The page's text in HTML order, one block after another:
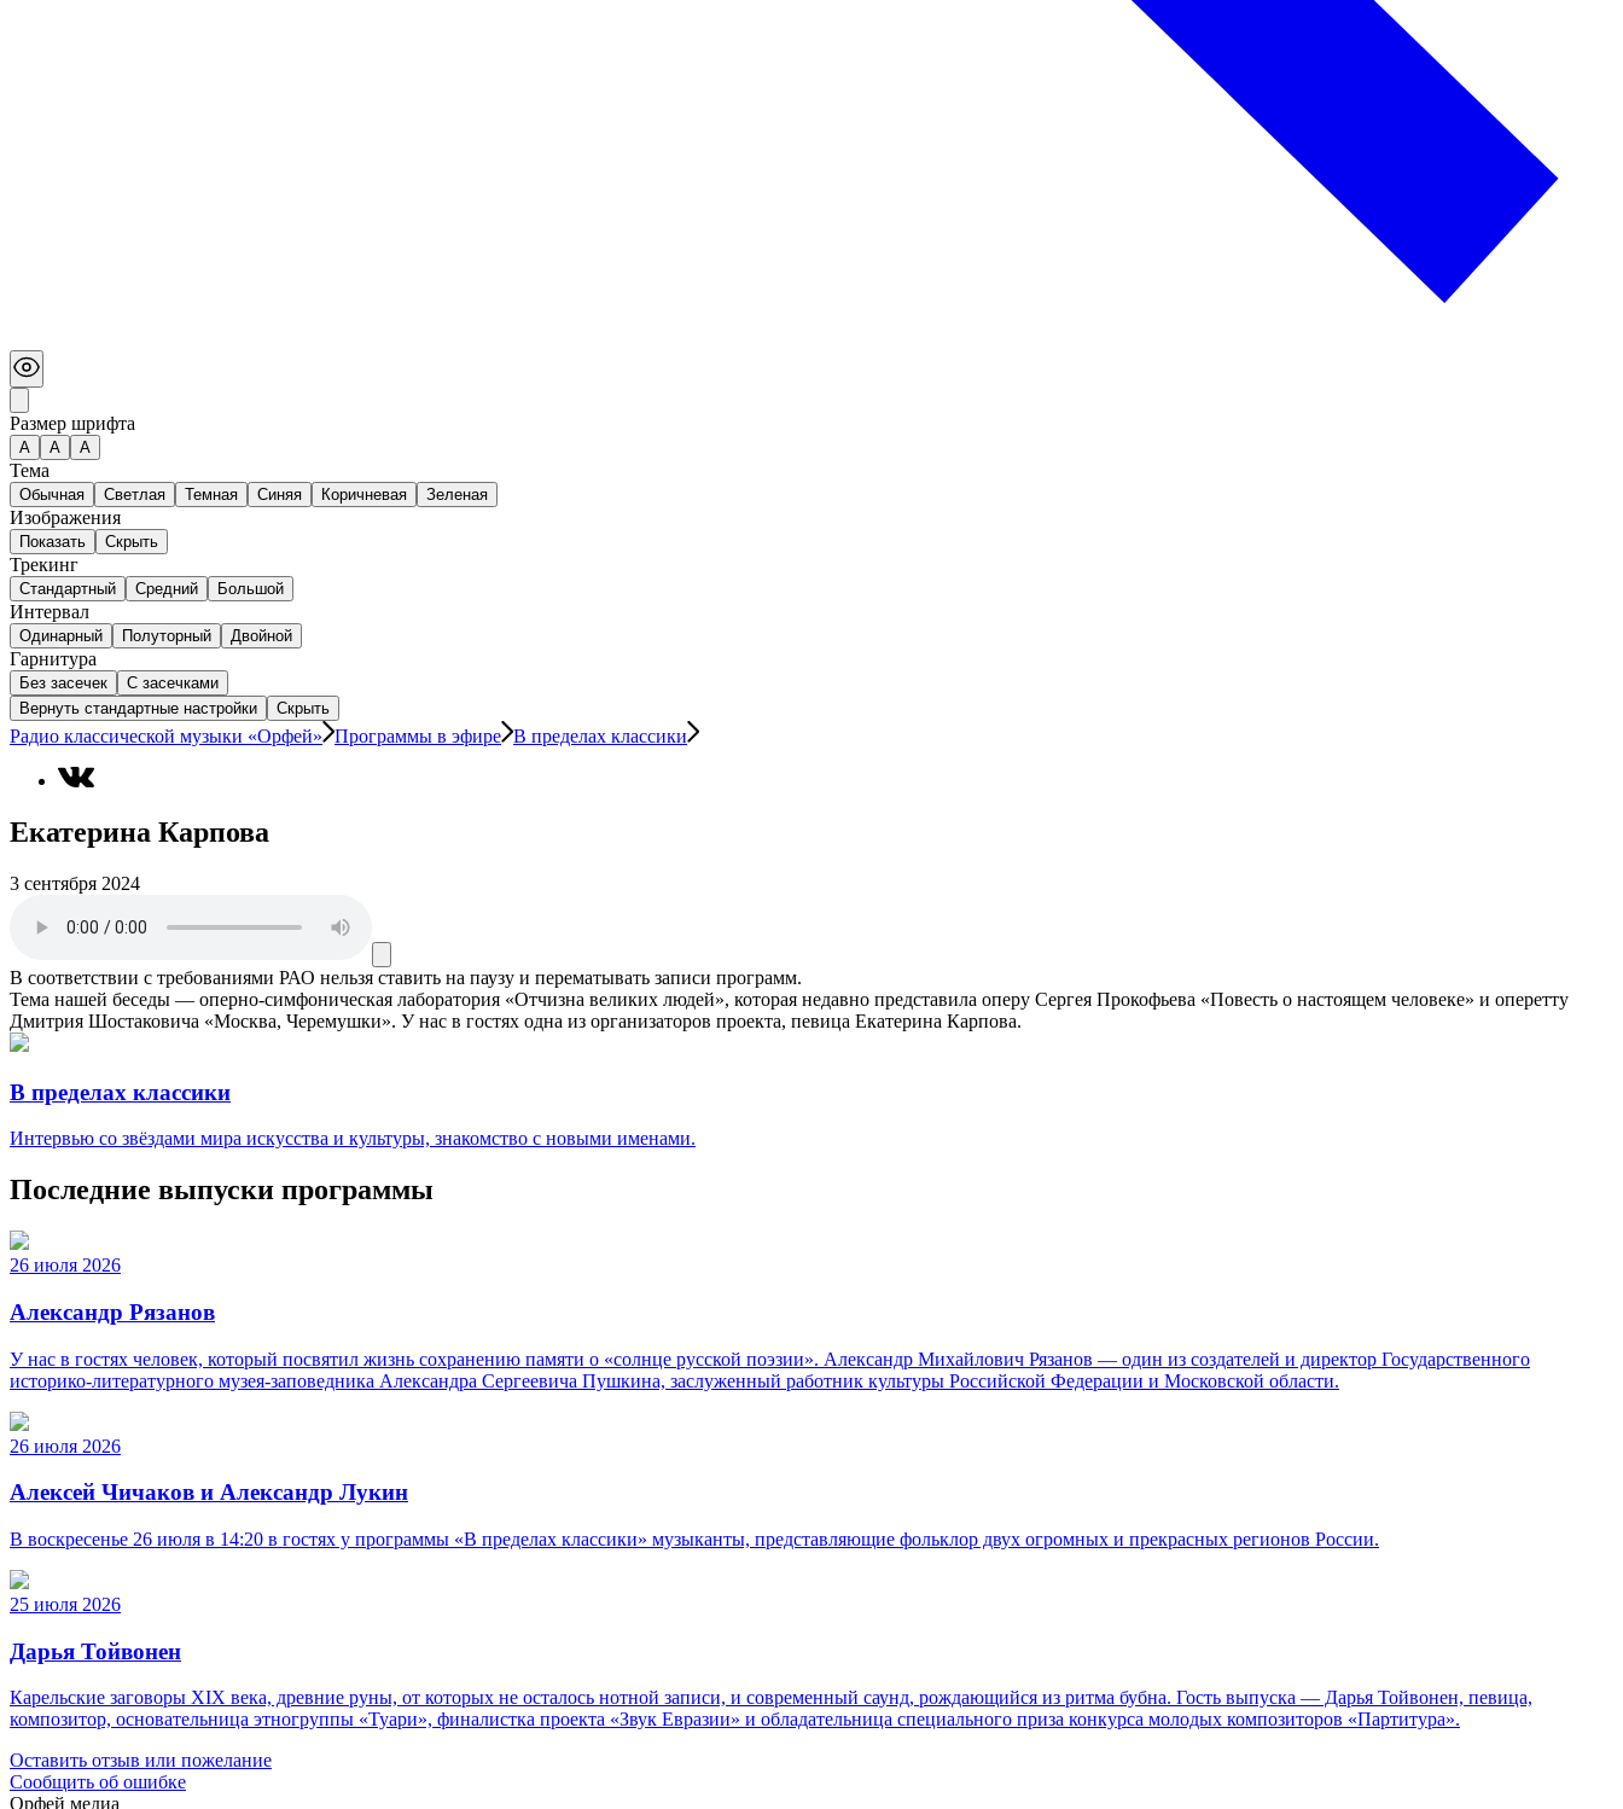
Размер шрифта
А A A
Тема
Обычная Светлая Темная Синяя Коричневая Зеленая
Изображения
Показать Скрыть
Трекинг
Стандартный Средний Большой
Интервал
Одинарный Полуторный Двойной
Гарнитура
Без засечек
С засечками
Вернуть стандартные настройки
Скрыть
Радио классической музыки «Орфей» Программы в эфире В пределах классики
Екатерина Карпова
3 сентября 2024
В соответствии с требованиями РАО нельзя ставить на паузу и перематывать записи программ.
Тема нашей беседы — оперно-симфоническая лаборатория «Отчизна великих людей», которая недавно представила оперу Сергея Прокофьева «Повесть о настоящем человеке» и оперетту
Дмитрия Шостаковича «Москва, Черемушки». У нас в гостях одна из организаторов проекта, певица Екатерина Карпова.
В пределах классики
Интервью со звёздами мира искусства и культуры, знакомство с новыми именами.
Последние выпуски программы
26 июля 2026
Александр Рязанов
У нас в гостях человек, который посвятил жизнь сохранению памяти о «солнце русской поэзии». Александр Михайлович Рязанов — один из создателей и директор Государственного
историко‑литературного музея‑заповедника Александра Сергеевича Пушкина, заслуженный работник культуры Российской Федерации и Московской области.
26 июля 2026
Алексей Чичаков и Александр Лукин
В воскресенье 26 июля в 14:20 в гостях у программы «В пределах классики» музыканты, представляющие фольклор двух огромных и прекрасных регионов России.
25 июля 2026
Дарья Тойвонен
Карельские заговоры XIX века, древние руны, от которых не осталось нотной записи, и современный саунд, рождающийся из ритма бубна. Гость выпуска — Дарья Тойвонен, певица,
композитор, основательница этногруппы «Туари», финалистка проекта «Звук Евразии» и обладательница специального приза конкурса молодых композиторов «Партитура».
Оставить отзыв или пожелание
Сообщить об ошибке
Орфей медиа